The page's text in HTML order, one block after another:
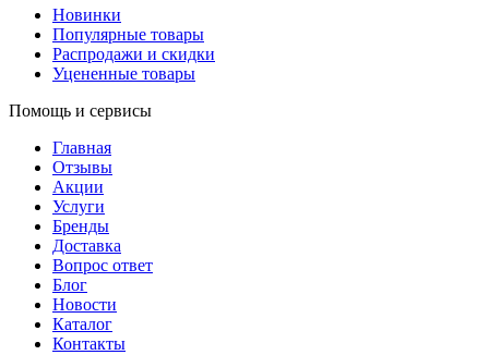
Новинки
Популярные товары
Распродажи и скидки
Уцененные товары
Помощь и сервисы
Главная
Отзывы
Акции
Услуги
Бренды
Доставка
Вопрос ответ
Блог
Новости
Каталог
Контакты